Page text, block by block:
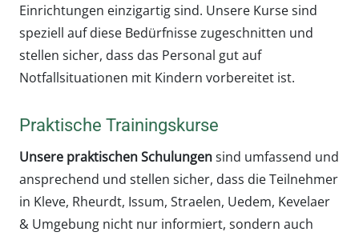
Einrichtungen einzigartig sind. Unsere Kurse sind
speziell auf diese Bedürfnisse zugeschnitten und
stellen sicher, dass das Personal gut auf
Notfallsituationen mit Kindern vorbereitet ist.
Praktische Trainingskurse
Unsere praktischen Schulungensind umfassend und
ansprechend und stellen sicher, dass die Teilnehmer
in Kleve, Rheurdt, Issum, Straelen, Uedem, Kevelaer
& Umgebung nicht nur informiert, sondern auch